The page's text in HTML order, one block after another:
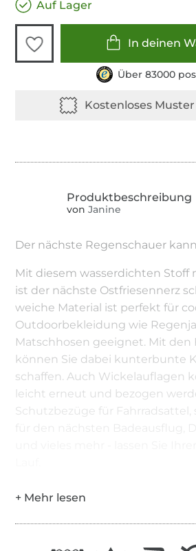
Auf Lager
In deinen
Über 83000
von Janine
Der nächste Regenschauer
Mit diesem wasserdichten Stoff
ist der nächste Ostfriesennerz
weiche Material ist perfekt für
Outdoorbekleidung wie
Matschhosen geeignet. Mit den
können Sie dabei kunterbunte
schaffen. Auch Wickelauflagen
leicht erneut und bezogen
Schutzbezüge für Fahrradsattel,